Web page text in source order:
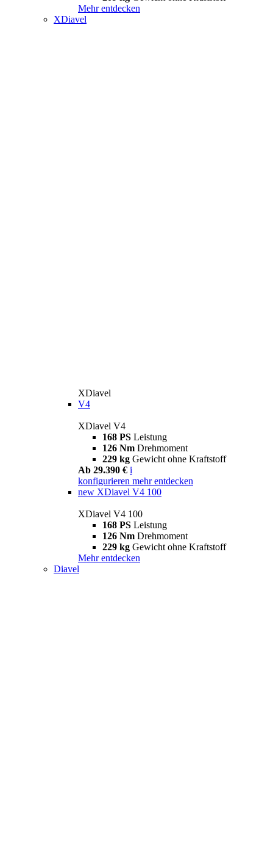
Mehr entdecken
XDiavel
XDiavel
V4
XDiavel V4
168 PS Leistung
126 Nm Drehmoment
229 kg Gewicht ohne Kraftstoff
Ab 29.390 € i
konfigurieren mehr entdecken
new XDiavel V4 100
XDiavel V4 100
168 PS Leistung
126 Nm Drehmoment
229 kg Gewicht ohne Kraftstoff
Mehr entdecken
Diavel